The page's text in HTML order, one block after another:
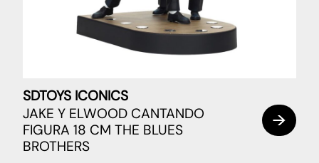
SDTOYS ICONICS
JAKE Y ELWOOD CANTANDO
FIGURA 18 CM THE BLUES
BROTHERS